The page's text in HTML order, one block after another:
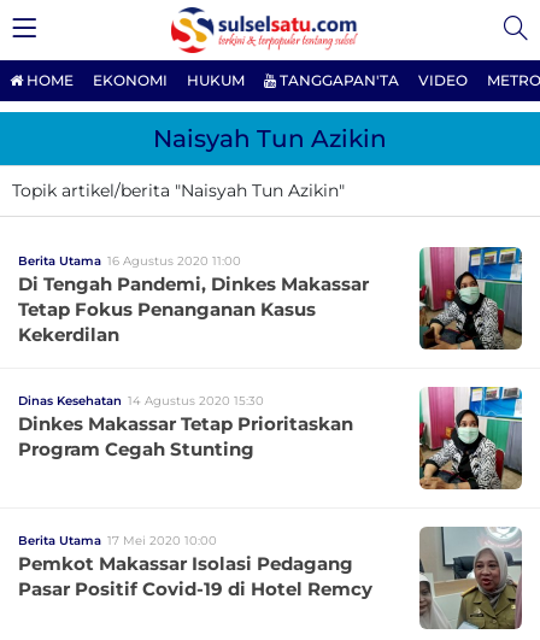
HOME EKONOMI HUKUM TANGGAPAN'TA VIDEO
Naisyah Tun Azikin
Topik artikel/berita "Naisyah Tun Azikin"
Berita Utama 16 Agustus 2020 11:00
Di Tengah Pandemi, Dinkes Makassar
Tetap Fokus Penanganan Kasus
Kekerdilan
Dinas Kesehatan 14 Agustus 2020 15:30
Dinkes Makassar Tetap Prioritaskan
Program Cegah Stunting
Berita Utama 17 Mei 2020 10:00
Pemkot Makassar Isolasi Pedagang
Pasar Positif Covid-19 di Hotel Remcy